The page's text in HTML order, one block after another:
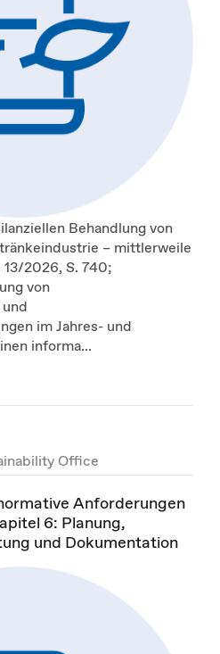
Behandlung von
– mittlerweile
13/2026, S. 740;
von
im Jahres- und
informa...
Office
Anforderungen
6: Planung,
und Dokumentation